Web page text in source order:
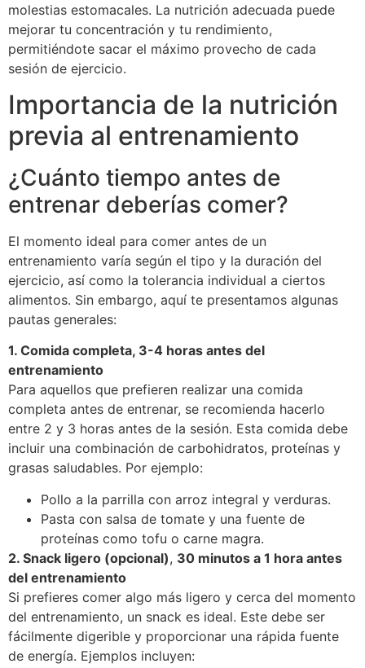
molestias estomacales. La nutrición adecuada puede
mejorar tu concentración y tu rendimiento,
permitiéndote sacar el máximo provecho de cada
sesión de ejercicio.
Importancia de la nutrición
previa al entrenamiento
¿Cuánto tiempo antes de
entrenar deberías comer?
El momento ideal para comer antes de un
entrenamiento varía según el tipo y la duración del
ejercicio, así como la tolerancia individual a ciertos
alimentos. Sin embargo, aquí te presentamos algunas
pautas generales:
1. Comida completa, 3-4 horas antes del
entrenamiento
Para aquellos que prefieren realizar una comida
completa antes de entrenar, se recomienda hacerlo
entre 2 y 3 horas antes de la sesión. Esta comida debe
incluir una combinación de carbohidratos, proteínas y
grasas saludables. Por ejemplo:
Pollo a la parrilla con arroz integral y verduras.
Pasta con salsa de tomate y una fuente de
proteínas como tofu o carne magra.
2. Snack ligero (opcional), 30 minutos a 1 hora antes
del entrenamiento
Si prefieres comer algo más ligero y cerca del momento
del entrenamiento, un snack es ideal. Este debe ser
fácilmente digerible y proporcionar una rápida fuente
de energía. Ejemplos incluyen: